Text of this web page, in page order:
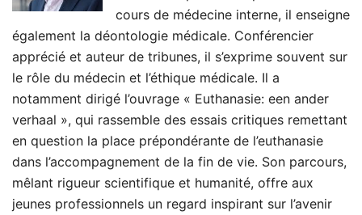
cours de médecine interne, il enseigne
également la déontologie médicale. Conférencier
apprécié et auteur de tribunes, il s’exprime souvent sur
le rôle du médecin et l’éthique médicale. Il a
notamment dirigé l’ouvrage « Euthanasie: een ander
verhaal », qui rassemble des essais critiques remettant
en question la place prépondérante de l’euthanasie
dans l’accompagnement de la fin de vie. Son parcours,
mêlant rigueur scientifique et humanité, offre aux
jeunes professionnels un regard inspirant sur l’avenir